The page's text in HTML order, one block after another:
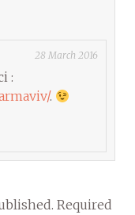
28 March 2016
:
.
Required